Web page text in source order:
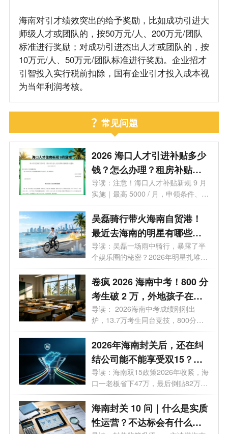
海南对引才绩效突出的给予奖励，比如成功引进大
师级人才或团队的，按50万元/人、200万元/团队
标准进行奖励；对成功引进杰出人才或团队的，按
10万元/人、50万元/团队标准进行奖励。企业招才
引智投入实行税前扣除，国有企业引才投入成本视
为当年利润考核。
常见问题
2026 海口人才引进补贴多少
钱？怎么办理？租房补贴、
落户、子女入学全问答
导读：注意！海口人才补贴新规 9 月
实施｜最高 5000 / 月，申领条件、流
程一...
吴磊骑行带火海南自贸港！
最近去海南的明星有哪些？
2026 海南有哪些明星注册公
司？
导读：吴磊一场雨中骑行，暴露了半
个娱乐圈的秘密？2026年明星扎堆去
海南...
卷疯 2026 海南中考！800 分
考生破 2 万，外地孩子在海
南中考需要什么条件？高层
次人才子女政策 + 报名流程
导读： 2026海南中考成绩刚刚出
炉，13.7万考生同台竞技，800分以
上突破2万人...
2026年海南封关后，还在纠
结公司能不能享受双15？先
看完这4个真实案例
导读：海南双15政策2026年收紧，海
口一老板省下47万，最后倒贴82万，
这3个坑...
海南封关 10 问｜什么是实质
性运营？不达标会有什么后